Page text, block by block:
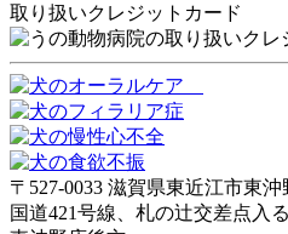
取り扱いクレジットカード
〒527-0033 滋賀県東近江市東沖
国道421号線、札の辻交差点入